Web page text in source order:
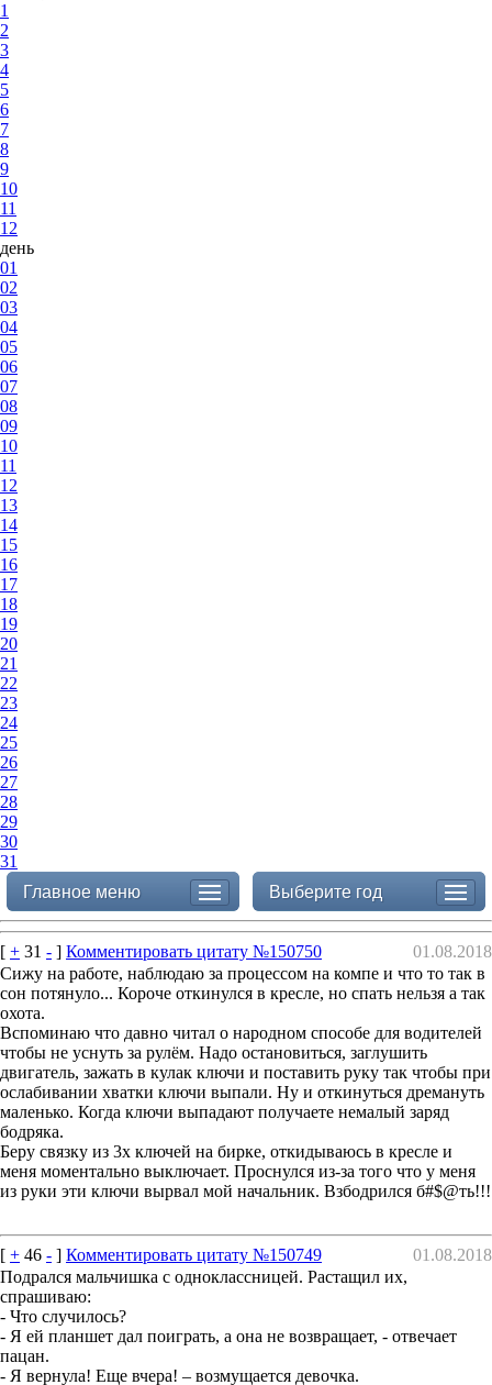
1
2
3
4
5
6
7
8
9
10
11
12
день
01
02
03
04
05
06
07
08
09
10
11
12
13
14
15
16
17
18
19
20
21
22
23
24
25
26
27
28
29
30
31
Главное меню
Выберите год
[ + 31 - ] Комментировать цитату №150750
01.08.2018
Сижу на работе, наблюдаю за процессом на компе и что то так в
сон потянуло... Короче откинулся в кресле, но спать нельзя а так
охота.
Вспоминаю что давно читал о народном способе для водителей
чтобы не уснуть за рулём. Надо остановиться, заглушить
двигатель, зажать в кулак ключи и поставить руку так чтобы при
ослабивании хватки ключи выпали. Ну и откинуться дремануть
маленько. Когда ключи выпадают получаете немалый заряд
бодряка.
Беру связку из 3х ключей на бирке, откидываюсь в кресле и
меня моментально выключает. Проснулся из-за того что у меня
из руки эти ключи вырвал мой начальник. Взбодрился б#$@ть!!!
[ + 46 - ] Комментировать цитату №150749
01.08.2018
Подрался мальчишка с одноклассницей. Растащил их,
спрашиваю:
- Что случилось?
- Я ей планшет дал поиграть, а она не возвращает, - отвечает
пацан.
- Я вернула! Еще вчера! – возмущается девочка.